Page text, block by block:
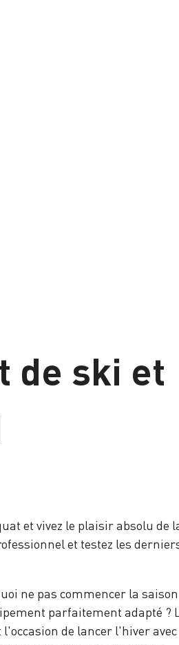
de ski et
et vivez le plaisir absolu de
et testez les
ne pas commencer la saison
parfaitement adapté ?
l'occasion de lancer l'hiver avec